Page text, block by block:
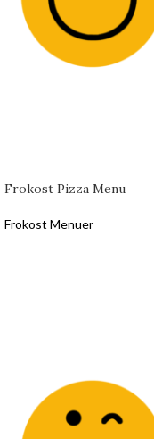
Frokost Pizza Menu
Frokost Menuer